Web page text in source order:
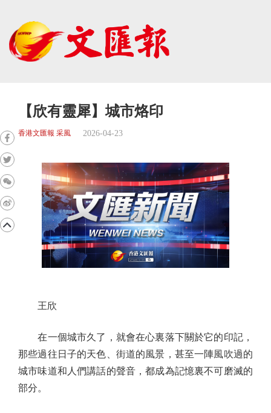
【欣有靈犀】城市烙印
香港文匯報 采風 2026-04-23
王欣
在一個城市久了，就會在心裏落下關於它的印記，
那些過往日子的天色、街道的風景，甚至一陣風吹過的
城市味道和人們講話的聲音，都成為記憶裏不可磨滅的
部分。